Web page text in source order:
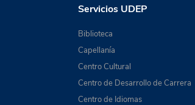
Servicios UDEP
Biblioteca
Capellanía
Centro Cultural
Centro de Desarrollo de Carrera
Centro de Idiomas